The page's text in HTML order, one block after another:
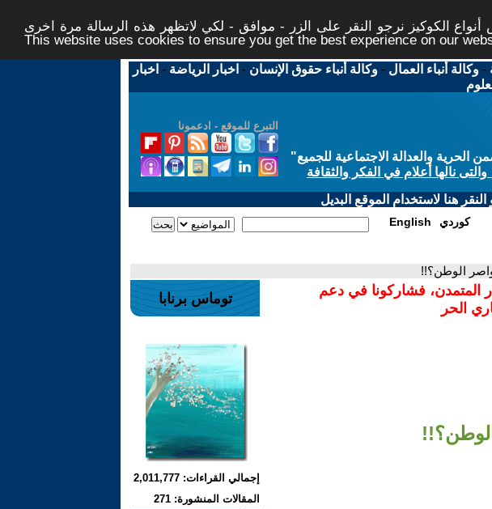
الكوكيز نرجو النقر على الزر - موافق - لكي لاتظهر هذه الرسالة مرة اخرى -
This website uses cookies to ensure you get the best experience on our
-وكالة أنباء العمال -وكالة أنباء حقوق الإنسان - اخبار الرياضة - اخبار
التبرع للموقع - ادعمونا
والعدالة الاجتماعية للجميع"
نالها أعلام في الفكر والثقافة
هنا لاستخدام الموقع البديل
English كوردي
الوطن؟!!
المتمدن، فشاركونا في دعم
الحر
توماس برنابا
إجمالي القراءات: 2,011,777
المقالات المنشورة: 271